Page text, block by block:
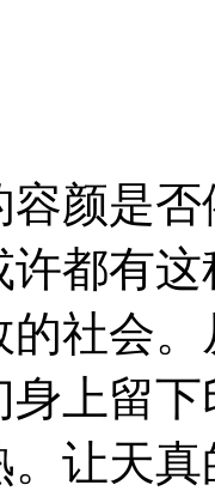
容颜是
都有
的社会
上留
让天